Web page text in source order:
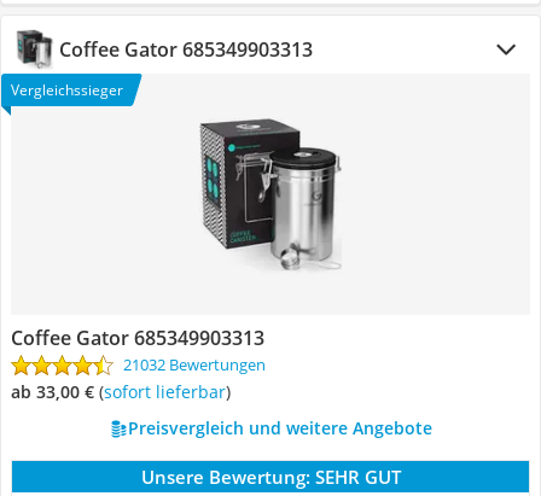
Coffee Gator 685349903313
Vergleichssieger
Coffee Gator 685349903313
21032 Bewertungen
ab 33,00 € ( Sofort lieferbar)
Preisvergleich und weitere Angebote
Unsere Bewertung: SEHR GUT